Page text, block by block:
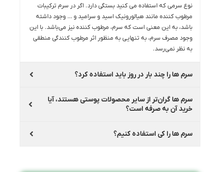
نوع سرمی که استفاده می کنید بستگی دارد. اگر در سرم ترکیبات
مرطوب کننده مانند هیالورونیک اسید و سرامید و … وجود داشته
باشد، به این معنی است که سرم، مرطوب کننده نیز می‌باشد. با این
وجود مصرف سرم، به تنهایی به منظور اثر مرطوب کنندگی منطقی
به نظر نمی‌رسد.
سرم ها را چند بار در روز باید استفاده کرد؟
سرم ها گران‌تر از سایر محصولات پوستی هستند، آیا
خرید آن به صرفه است؟
سرم ها را کی استفاده کنیم؟